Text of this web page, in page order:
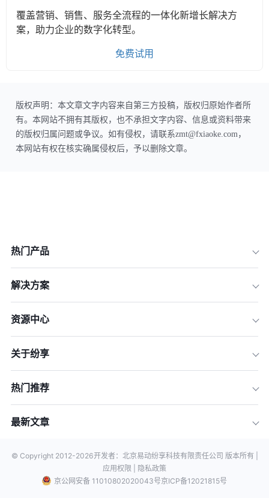
覆盖营销、销售、服务全流程的一体化新增长解决方
案，助力企业的数字化转型。
免费试用
版权声明：本文章文字内容来自第三方投稿，版权归原始作者所
有。本网站不拥有其版权，也不承担文字内容、信息或资料带来
的版权归属问题或争议。如有侵权，请联系zmt@fxiaoke.com，
本网站有权在核实确属侵权后，予以删除文章。
热门产品
解决方案
资源中心
关于纷享
热门推荐
最新文章
© Copyright 2012-2026开发者：北京易动纷享科技有限责任公司 版本所有 |
应用权限 |
隐私政策
京公网安备 11010802020043号京ICP备12021815号